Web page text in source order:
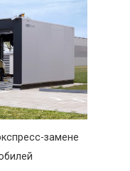
замене